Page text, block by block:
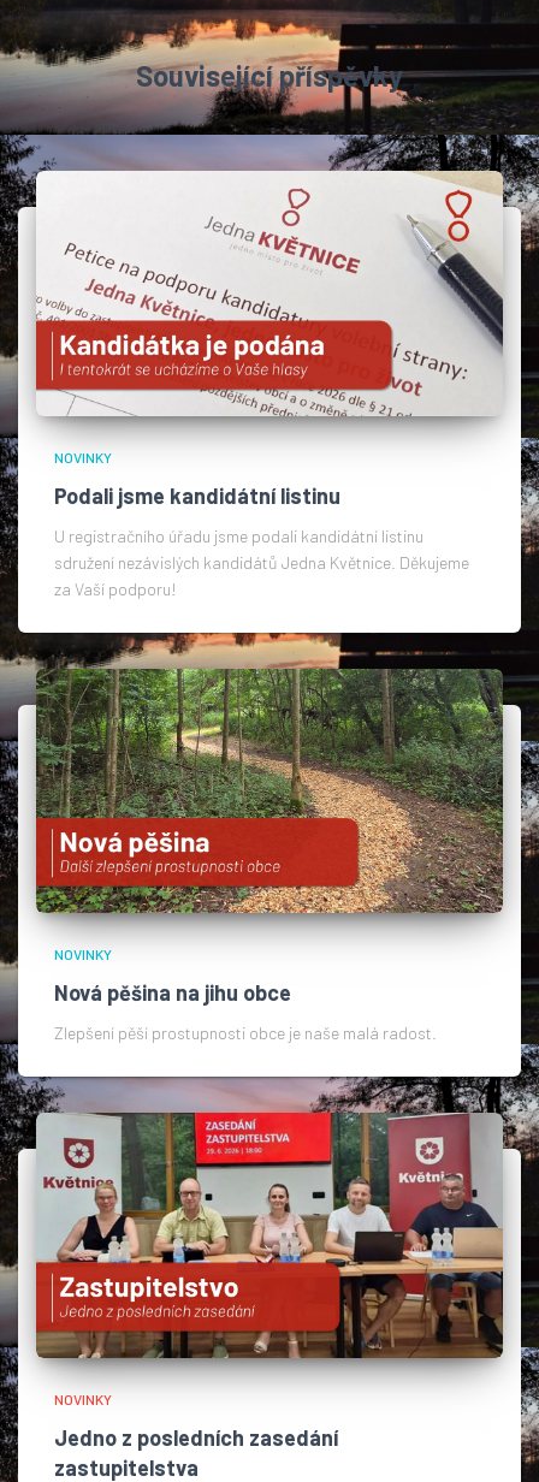
Související příspěvky
NOVINKY
Podali jsme kandidátní listinu
U registračního úřadu jsme podali kandidátní listinu
sdružení nezávislých kandidátů Jedna Květnice. Děkujeme
za Vaší podporu!
NOVINKY
Nová pěšina na jihu obce
Zlepšení pěší prostupnosti obce je naše malá radost.​
NOVINKY
Jedno z posledních zasedání
zastupitelstva